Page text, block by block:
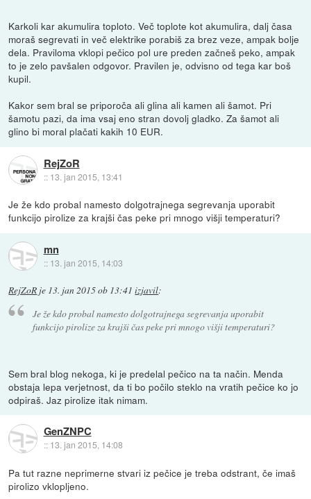
Karkoli kar akumulira toploto. Več toplote kot akumulira, dalj časa
moraš segrevati in več elektrike porabiš za brez veze, ampak bolje
dela. Praviloma vklopi pečico pol ure preden začneš peko, ampak
to je zelo pavšalen odgovor. Pravilen je, odvisno od tega kar boš
kupil.
Kakor sem bral se priporoča ali glina ali kamen ali šamot. Pri
šamotu pazi, da ima vsaj eno stran dovolj gladko. Za šamot ali
glino bi moral plačati kakih 10 EUR.
RejZoR
:: 13. jan 2015, 13:41
Je že kdo probal namesto dolgotrajnega segrevanja uporabit
funkcijo pirolize za krajši čas peke pri mnogo višji temperaturi?
mn
:: 13. jan 2015, 14:03
RejZoR je 13. jan 2015 ob 13:41 izjavil:
Je že kdo probal namesto dolgotrajnega segrevanja uporabit
funkcijo pirolize za krajši čas peke pri mnogo višji temperaturi?
Sem bral blog nekoga, ki je predelal pečico na ta način. Menda
obstaja lepa verjetnost, da ti bo počilo steklo na vratih pečice ko jo
odpiraš. Jaz pirolize itak nimam.
GenZNPC
:: 13. jan 2015, 14:08
Pa tut razne neprimerne stvari iz pečice je treba odstrant, če imaš
pirolizo vklopljeno.